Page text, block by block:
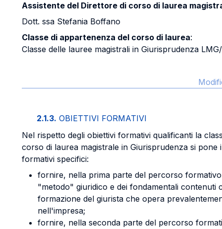
Assistente del Direttore di corso di laurea
Dott. ssa Stefania Boffano
Classe di appartenenza del corso di laurea:
Classe delle lauree magistrali in Giurisprudenza
2.1.3. OBIETTIVI FORMATIVI
Nel rispetto degli obiettivi formativi qualificanti la
corso di laurea magistrale in Giurisprudenza si pone
formativi specifici:
fornire, nella prima parte del percorso
"metodo" giuridico e dei fondamentali contenuti
formazione del giurista che opera
nell'impresa;
fornire, nella seconda parte del percorso